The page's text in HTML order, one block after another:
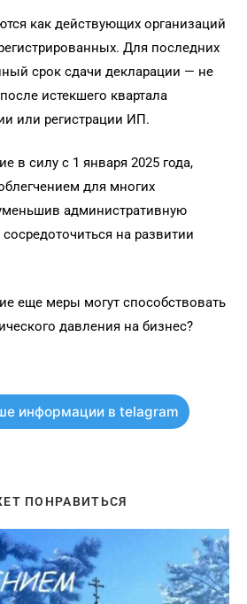
как действующих организаций
Для последних
срок сдачи декларации — не
истекшего квартала
или регистрации ИП.
в силу с 1 января 2025 года,
для многих
административную
на развитии
еще меры могут способствовать
давления на бизнес?
информации в telagram
ПОНРАВИТЬСЯ